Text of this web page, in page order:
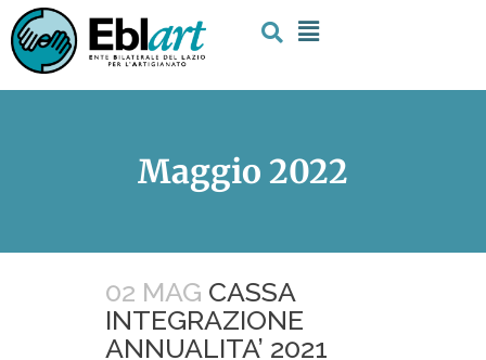
Maggio 2022
02 MAG CASSA
INTEGRAZIONE
ANNUALITA’ 2021